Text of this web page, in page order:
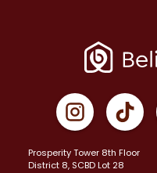
Prosperity Tower 8th Floor
District 8, SCBD Lot 28